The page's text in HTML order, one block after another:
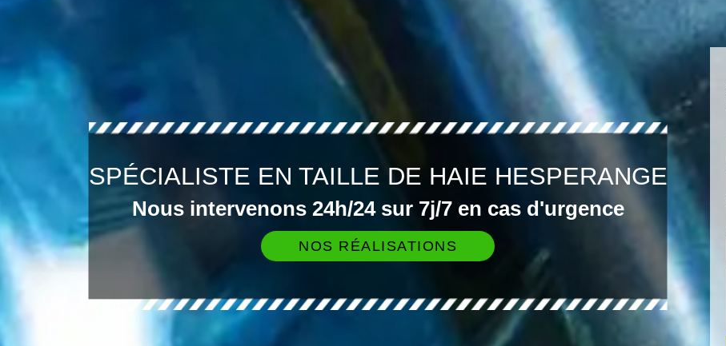
SPÉCIALISTE EN TAILLE DE HAIE HESPERANGE
Nous intervenons 24h/24 sur 7j/7 en cas d'urgence
NOS RÉALISATIONS